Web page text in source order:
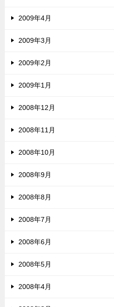
2009年4月
2009年3月
2009年2月
2009年1月
2008年12月
2008年11月
2008年10月
2008年9月
2008年8月
2008年7月
2008年6月
2008年5月
2008年4月